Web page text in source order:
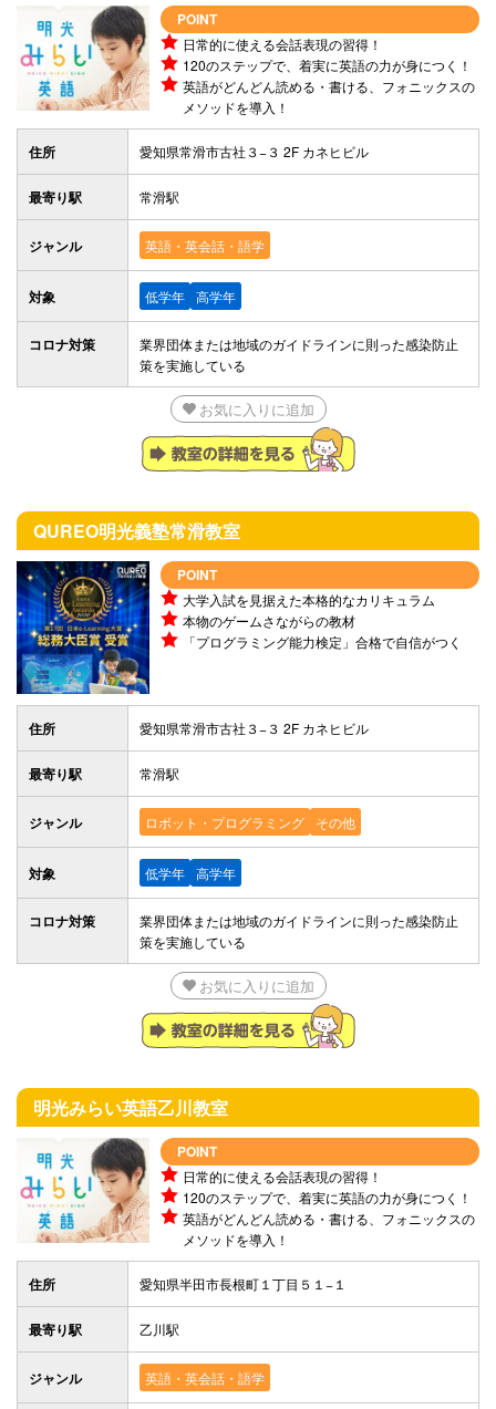
POINT
日常的に使える会話表現の習得！
120のステップで、着実に英語の力が身につく！
英語がどんどん読める・書ける、フォニックスの
メソッドを導入！
住所 愛知県常滑市古社３−３ 2F カネヒビル
最寄り駅 常滑駅
ジャンル 英語・英会話・語学
対象 低学年 高学年
コロナ対策
業界団体または地域のガイドラインに則った感染防止
策を実施している
お気に入りに追加
QUREO明光義塾常滑教室
POINT
大学入試を見据えた本格的なカリキュラム
本物のゲームさながらの教材
「プログラミング能力検定」合格で自信がつく
住所 愛知県常滑市古社３−３ 2F カネヒビル
最寄り駅 常滑駅
ジャンル ロボット・プログラミング その他
対象 低学年 高学年
コロナ対策
業界団体または地域のガイドラインに則った感染防止
策を実施している
お気に入りに追加
明光みらい英語乙川教室
POINT
日常的に使える会話表現の習得！
120のステップで、着実に英語の力が身につく！
英語がどんどん読める・書ける、フォニックスの
メソッドを導入！
住所 愛知県半田市長根町１丁目５１−１
最寄り駅 乙川駅
ジャンル 英語・英会話・語学